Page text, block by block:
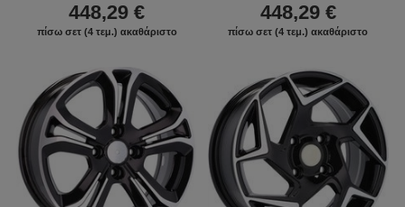
448,29 €
πίσω σετ (4 τεμ.) ακαθάριστο
448,29 €
πίσω σετ (4 τεμ.) ακαθάριστο